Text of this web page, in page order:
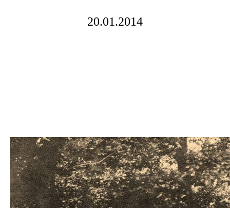
20.01.2014